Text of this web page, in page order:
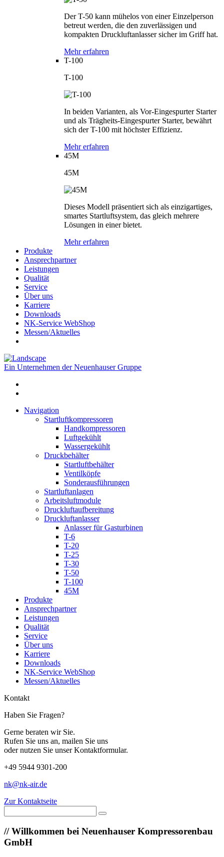
Der T-50 kann mühelos von einer Einzelperson
betreut werden, die den zuverlässigen und
kompakten Druckluftanlasser sicher im Griff hat.
Mehr erfahren
T-100
T-100
In beiden Varianten, als Vor-Eingespurter Starter
und als Trägheits-Eingespurter Starter, bewährt
sich der T-100 mit höchster Effizienz.
Mehr erfahren
45M
45M
Dieses Modell präsentiert sich als einzigartiges,
smartes Startluftsystem, das gleich mehrere
Lösungen in einer bietet.
Mehr erfahren
Produkte
Ansprechpartner
Leistungen
Qualität
Service
Über uns
Karriere
Downloads
NK-Service WebShop
Messen/Aktuelles
Ein Unternehmen der Neuenhauser Gruppe
Navigation
Startluftkompressoren
Handkompressoren
Luftgekühlt
Wassergekühlt
Druckbehälter
Startluftbehälter
Ventilköpfe
Sonderausführungen
Startluftanlagen
Arbeitsluftmodule
Druckluftaufbereitung
Druckluftanlasser
Anlasser für Gasturbinen
T-6
T-20
T-25
T-30
T-50
T-100
45M
Produkte
Ansprechpartner
Leistungen
Qualität
Service
Über uns
Karriere
Downloads
NK-Service WebShop
Messen/Aktuelles
Kontakt
Haben Sie Fragen?
Gerne beraten wir Sie.
Rufen Sie uns an, mailen Sie uns
oder nutzen Sie unser Kontaktformular.
+49 5944 9301-200
nk@nk-air.de
Zur Kontaktseite
//Willkommen bei Neuenhauser Kompressorenbau
GmbH